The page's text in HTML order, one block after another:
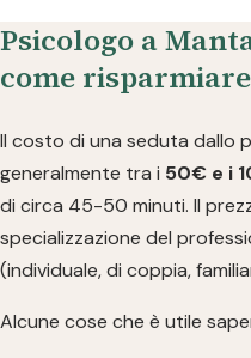
Psicologo a
come risparmiare
Il costo di una seduta dallo
generalmente tra i 50€ e i
di circa 45-50 minuti. Il
specializzazione del
(individuale, di coppia,
Alcune cose che è utile